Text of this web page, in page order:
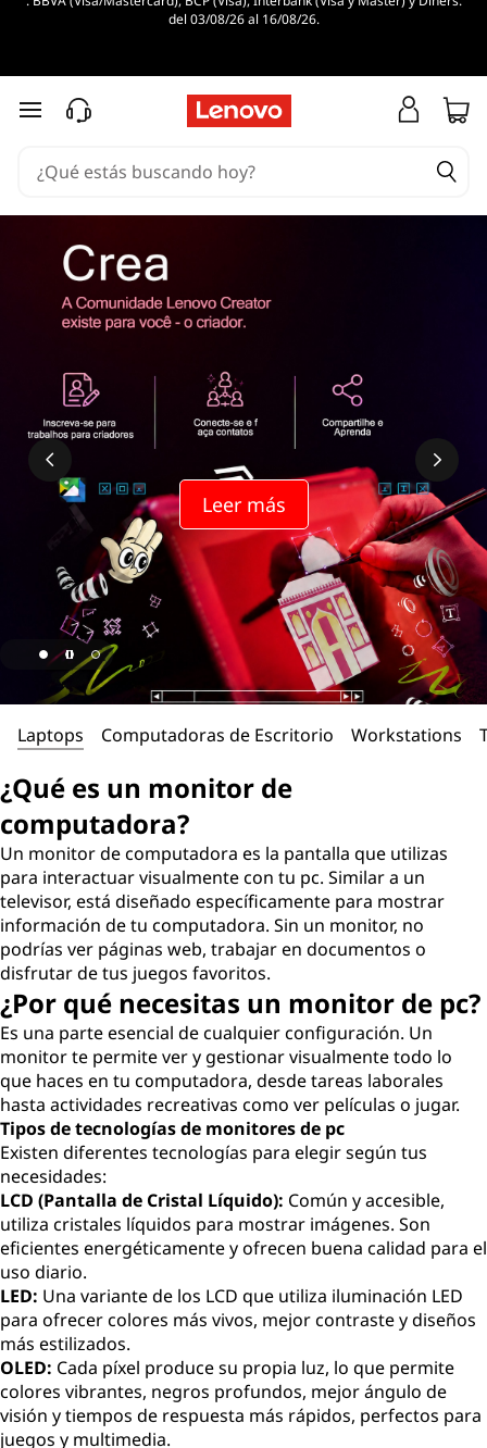
Q
u
e
d
e
c
o
m
p
u
t
a
d
o
r
a
p
e
r
del 03/08/26 al 16/08/26.
Ir al contenido principal
Leer más
Laptops Computadoras de Escritorio Workstations
¿Qué es un monitor de
computadora?
Un monitor de computadora es la pantalla que utilizas
para interactuar visualmente con tu pc. Similar a un
televisor, está diseñado específicamente para mostrar
información de tu computadora. Sin un monitor, no
podrías ver páginas web, trabajar en documentos o
disfrutar de tus juegos favoritos.
¿Por qué necesitas un monitor de pc?
Es una parte esencial de cualquier configuración. Un
monitor te permite ver y gestionar visualmente todo lo
que haces en tu computadora, desde tareas laborales
hasta actividades recreativas como ver películas o jugar.
Tipos de tecnologías de monitores de pc
Existen diferentes tecnologías para elegir según tus
necesidades:
LCD (Pantalla de Cristal Líquido): Común y accesible,
utiliza cristales líquidos para mostrar imágenes. Son
eficientes energéticamente y ofrecen buena calidad para el
uso diario.
LED: Una variante de los LCD que utiliza iluminación LED
para ofrecer colores más vivos, mejor contraste y diseños
más estilizados.
OLED: Cada píxel produce su propia luz, lo que permite
colores vibrantes, negros profundos, mejor ángulo de
visión y tiempos de respuesta más rápidos, perfectos para
juegos y multimedia.